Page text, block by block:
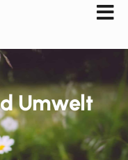
Umwelt